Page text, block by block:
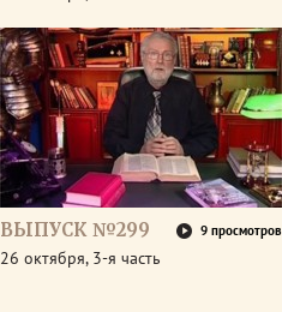
ВЫПУСК №299 9 просмотров
26 октября, 3-я часть